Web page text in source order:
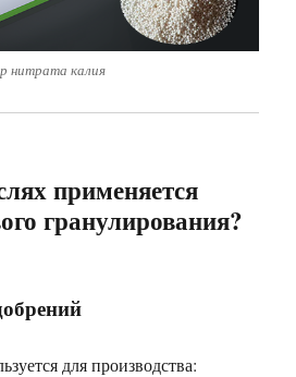
нитрата калия
применяется
гранулирования?
для производства: